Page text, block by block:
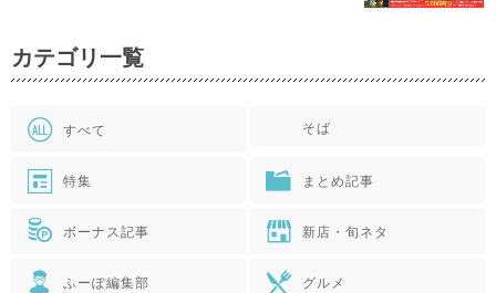
カテゴリ一覧
すべて そば
特集 まとめ記事
ボーナス記事 新店・旬ネタ
ふーぽ編集部 グルメ